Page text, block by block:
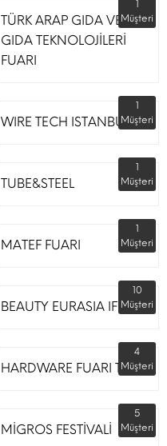
TÜRK ARAP GIDA VE
GIDA TEKNOLOJİLERİ
FUARI
1
Müşteri
WIRE TECH ISTANBUL
1
Müşteri
TUBE&STEEL
1
Müşteri
MATEF FUARI
1
Müşteri
BEAUTY EURASIA IFM
10
Müşteri
HARDWARE FUARI TÜYAP
4
Müşteri
MİGROS FESTİVALİ
5
Müşteri